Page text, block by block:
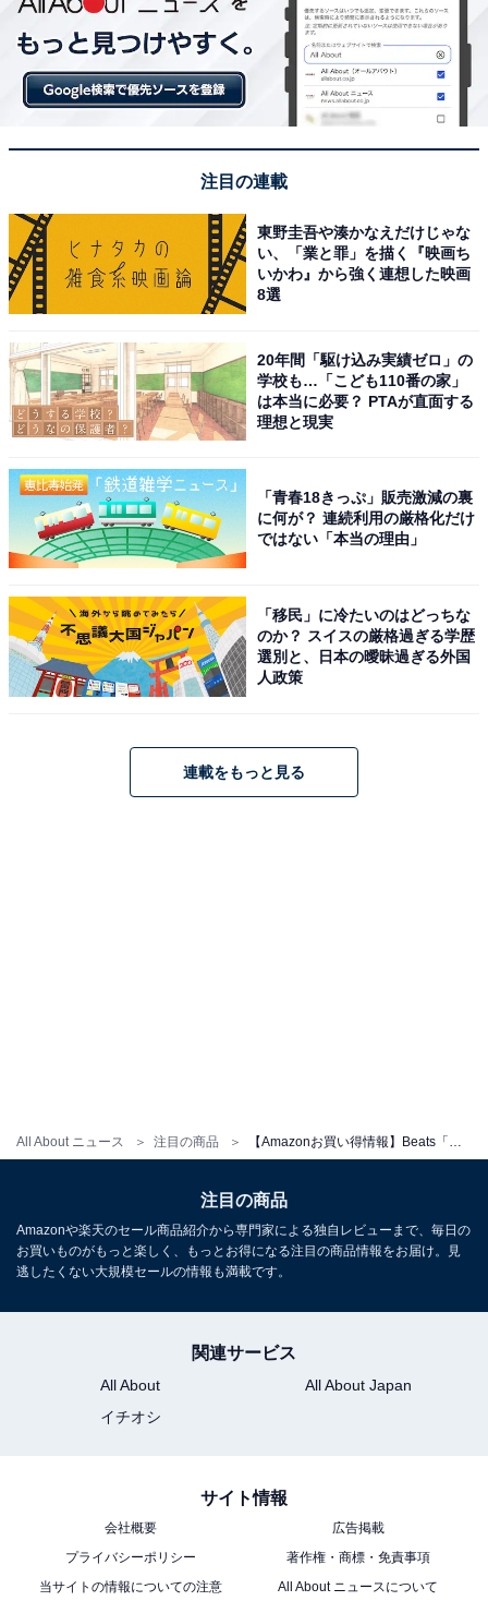
All About ニュース 注目の商品
Beats「Solo Buds」
Beats Solo Buds Bluetoothワイヤレスイヤフォン - 最
大18時間の再生時間、AppleとAndroidで互換性、内蔵マ
イク - トランスペアレントレッド
Amazonで見る
Beats「Powerbeats Fit」
Beats - Powerbeats Fit - ワイヤレスノイズキャンセリン
グイヤフォン、安定した着け心地のワークアウトイヤフォ
ン、IPX4、充電ケース使用で最大30時間持続するバッテ
リー、AppleとAndroidに対応 - ジェットブラック
Amazonで見る
Beats「Powerbeats Pro 2」
Beats Powerbeats Pro 完全ワイヤレスイヤホン -Apple
H1ヘッドフォンチップ、Class 1 Bluetooth、最長9時間
の再生時間、耐汗仕様のイヤーバッド - ブラック
Beats「Flex」
注目の連載
東野圭吾や湊かなえだけじゃな
い、「業と罪」を描く『映画ち
いかわ』から強く連想した映画
8選
20年間「駆け込み実績ゼロ」の
学校も…「こども110番の家」
は本当に必要？ PTAが直面する
理想と現実
「青春18きっぷ」販売激減の裏
に何が？ 連続利用の厳格化だけ
ではない「本当の理由」
「移民」に冷たいのはどっちな
のか？ スイスの厳格過ぎる学歴
選別と、日本の曖昧過ぎる外国
人政策
連載をもっと見る
注目の商品
Amazonや楽天のセール商品紹介から専門家による独自レビューまで、毎日の
お買いものがもっと楽しく、もっとお得になる注目の商品情報をお届け。見
逃したくない大規模セールの情報も満載です。
関連サービス
All About
All About Japan
イチオシ
サイト情報
会社概要
広告掲載
プライバシーポリシー
著作権・商標・免責事項
当サイトの情報についての注意
All About ニュースについて